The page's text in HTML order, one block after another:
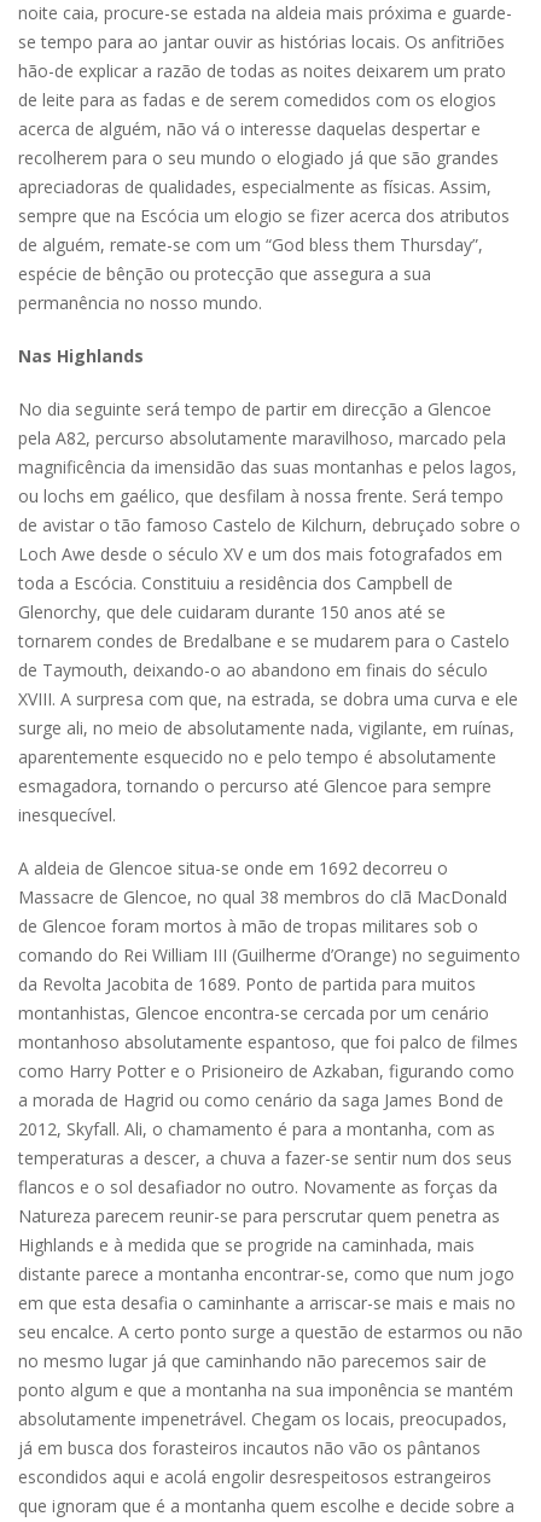
noite caia, procure-se estada na aldeia mais próxima e guarde-
se tempo para ao jantar ouvir as histórias locais. Os anfitriões
hão-de explicar a razão de todas as noites deixarem um prato
de leite para as fadas e de serem comedidos com os elogios
acerca de alguém, não vá o interesse daquelas despertar e
recolherem para o seu mundo o elogiado já que são grandes
apreciadoras de qualidades, especialmente as físicas. Assim,
sempre que na Escócia um elogio se fizer acerca dos atributos
de alguém, remate-se com um “God bless them Thursday”,
espécie de bênção ou protecção que assegura a sua
permanência no nosso mundo.
Nas Highlands
No dia seguinte será tempo de partir em direcção a Glencoe
pela A82, percurso absolutamente maravilhoso, marcado pela
magnificência da imensidão das suas montanhas e pelos lagos,
ou lochs em gaélico, que desfilam à nossa frente. Será tempo
de avistar o tão famoso Castelo de Kilchurn, debruçado sobre o
Loch Awe desde o século XV e um dos mais fotografados em
toda a Escócia. Constituiu a residência dos Campbell de
Glenorchy, que dele cuidaram durante 150 anos até se
tornarem condes de Bredalbane e se mudarem para o Castelo
de Taymouth, deixando-o ao abandono em finais do século
XVIII. A surpresa com que, na estrada, se dobra uma curva e ele
surge ali, no meio de absolutamente nada, vigilante, em ruínas,
aparentemente esquecido no e pelo tempo é absolutamente
esmagadora, tornando o percurso até Glencoe para sempre
inesquecível.
A aldeia de Glencoe situa-se onde em 1692 decorreu o
Massacre de Glencoe, no qual 38 membros do clã MacDonald
de Glencoe foram mortos à mão de tropas militares sob o
comando do Rei William III (Guilherme d’Orange) no seguimento
da Revolta Jacobita de 1689. Ponto de partida para muitos
montanhistas, Glencoe encontra-se cercada por um cenário
montanhoso absolutamente espantoso, que foi palco de filmes
como Harry Potter e o Prisioneiro de Azkaban, figurando como
a morada de Hagrid ou como cenário da saga James Bond de
2012, Skyfall. Ali, o chamamento é para a montanha, com as
temperaturas a descer, a chuva a fazer-se sentir num dos seus
flancos e o sol desafiador no outro. Novamente as forças da
Natureza parecem reunir-se para perscrutar quem penetra as
Highlands e à medida que se progride na caminhada, mais
distante parece a montanha encontrar-se, como que num jogo
em que esta desafia o caminhante a arriscar-se mais e mais no
seu encalce. A certo ponto surge a questão de estarmos ou não
no mesmo lugar já que caminhando não parecemos sair de
ponto algum e que a montanha na sua imponência se mantém
absolutamente impenetrável. Chegam os locais, preocupados,
já em busca dos forasteiros incautos não vão os pântanos
escondidos aqui e acolá engolir desrespeitosos estrangeiros
que ignoram que é a montanha quem escolhe e decide sobre a